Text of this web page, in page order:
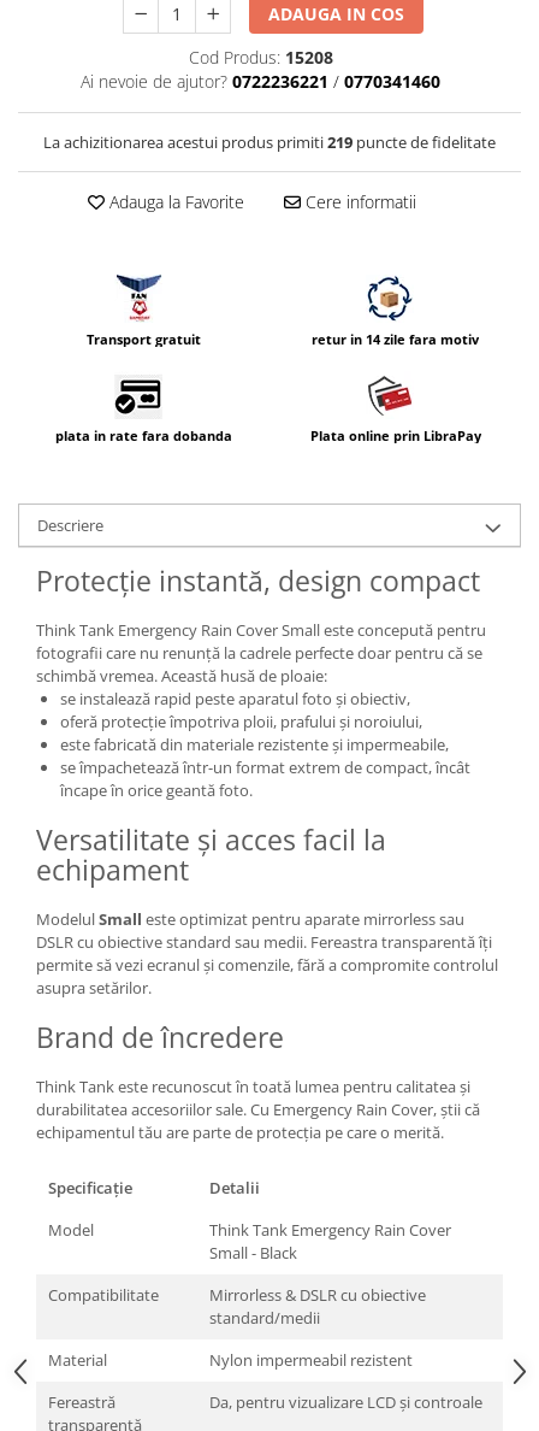
Cabluri si Patine Sincron
Alimentare auxiliara blitz
Protectie patina apa, ploaie
Bounce-uri, Softbox-uri
Bracket-uri si suporti
Huse protectie filtre gel
Accesorii Aparate Digitale
Carduri memorie
Cititoare carduri
Telecomenzi
LCD protectie
Acumulatori si baterii
Acumulatori Foto
Acumulatori AA/AAA (R6/R3)) si
incarcatoare
Baterii
Incarcatoare acumulatori Foto-
Huse protectie acumulatori foto
Tablete grafice
Adaptoare pentru convertoare sau
filtre
Alimentatoare 220V
Cabluri
integrare in sisteme video
complexe
Curatare Senzor
Microfoane / Reportofoane
Nivela patina
Transmitator de fisiere fara fir
Accesorii diverse
Genti, Rucsacuri, Troller foto
ADAUGA IN COS
Cod Produs: 15208
Ai nevoie de ajutor? 0722236221 / 0770341460
La achizitionarea acestui produs primiti219 puncte de fidelitate
Adauga la Favorite Cere informatii
Transport gratuit retur in 14 zile fara motiv
plata in rate fara dobanda Plata online prin LibraPay
Descriere
Protecție instantă, design compact
Think Tank Emergency Rain Cover Small este concepută pentru
fotografii care nu renunță la cadrele perfecte doar pentru că se
schimbă vremea. Această husă de ploaie:
se instalează rapid peste aparatul foto și obiectiv,
oferă protecție împotriva ploii, prafului și noroiului,
este fabricată din materiale rezistente și impermeabile,
se împachetează într-un format extrem de compact, încât
încape în orice geantă foto.
Versatilitate și acces facil la
echipament
ModelulSmall este optimizat pentru aparate mirrorless sau
DSLR cu obiective standard sau medii. Fereastra transparentă îți
permite să vezi ecranul și comenzile, fără a compromite controlul
asupra setărilor.
Brand de încredere
Think Tank este recunoscut în toată lumea pentru calitatea și
durabilitatea accesoriilor sale. Cu Emergency Rain Cover, știi că
echipamentul tău are parte de protecția pe care o merită.
Specificație
Detalii
Model
Think Tank Emergency Rain Cover
Small - Black
Compatibilitate
Mirrorless & DSLR cu obiective
standard/medii
Material
Nylon impermeabil rezistent
Fereastră
transparentă
Da, pentru vizualizare LCD și controale